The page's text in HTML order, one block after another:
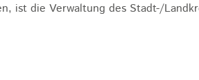
ist die Verwaltung des Stadt-/